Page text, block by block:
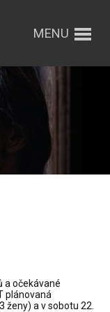
MENU
a očekávané
plánovaná
ženy) a v sobotu 22.